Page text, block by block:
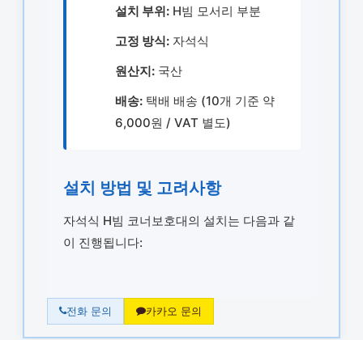
설치 부위:H빔 모서리 부분
고정 방식:자석식
원산지:국산
배송:택배 배송 (10개 기준 약
6,000원 / VAT 별도)
설치 방법 및 고려사항
자석식 H빔 코너보호대의 설치는 다음과 같
이 진행됩니다:
전화 문의 카카오 문의